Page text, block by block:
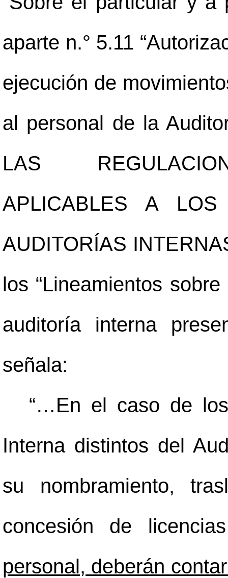
aparte n.° 5.11
ejecución de
al personal de la
LAS
APLICABLES A
AUDITORÍAS
los “Lineamientos
auditoría interna
señala:
“…En el caso de
Interna distintos del
su nombramiento,
concesión de
personal, deberán